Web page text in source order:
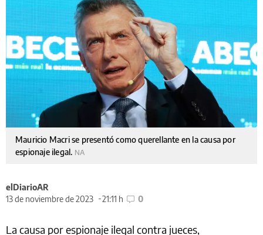
Mauricio Macri se presentó como querellante en la causa por
espionaje ilegal. NA
elDiarioAR
13 de noviembre de 2023
21:11 h 0
La causa por espionaje ilegal contra jueces,